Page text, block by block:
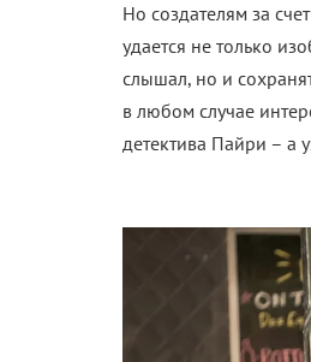
Но создателям за
удается не только
слышал, но и
в любом случае
детектива Пайри – а